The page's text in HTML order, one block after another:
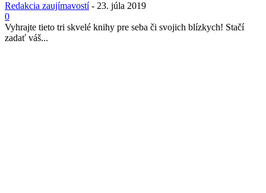
Redakcia zaujímavostí - 23. júla 2019
0
Vyhrajte tieto tri skvelé knihy pre seba či svojich blízkych! Stačí
zadať váš...